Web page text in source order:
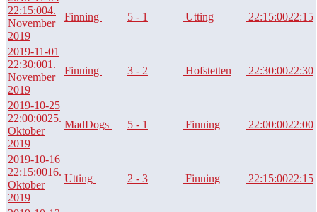
22:15:004.
November
2019
Finning 5 - 1 Utting 22:15:0022:15
2019-11-01
22:30:001.
November
2019
Finning 3 - 2 Hofstetten 22:30:0022:30
2019-10-25
22:00:0025.
Oktober
2019
MadDogs 5 - 1 Finning 22:00:0022:00
2019-10-16
22:15:0016.
Oktober
2019
Utting 2 - 3 Finning 22:15:0022:15